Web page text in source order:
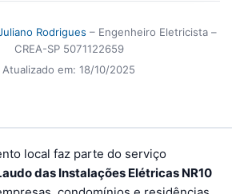
Rodrigues – Engenheiro Eletricista –
CREA-SP 5071122659
Atualizado em: 18/10/2025
local faz parte do serviço
das Instalações Elétricas NR10